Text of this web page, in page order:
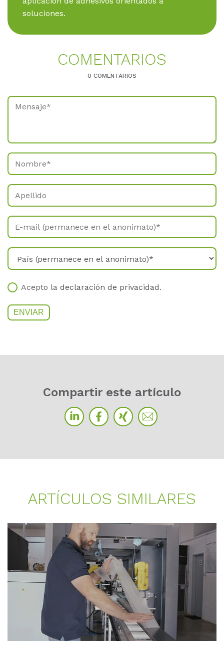
soluciones.
CO­MEN­TA­RI­OS
0 COMENTARIOS
Acepto la declaración de privacidad.
Com­par­tir este ar­tí­cu­lo
AR­TÍ­CU­LOS SI­MI­LA­RES